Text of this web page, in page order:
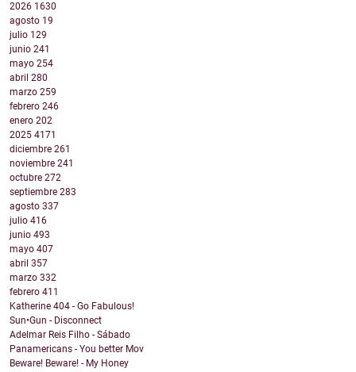
2026 1630
agosto 19
julio 129
junio 241
mayo 254
abril 280
marzo 259
febrero 246
enero 202
2025 4171
diciembre 261
noviembre 241
octubre 272
septiembre 283
agosto 337
julio 416
junio 493
mayo 407
abril 357
marzo 332
febrero 411
Katherine 404 - Go Fabulous!
Sun•Gun - Disconnect
Adelmar Reis Filho - Sábado
Panamericans - You better Mov
Beware! Beware! - My Honey